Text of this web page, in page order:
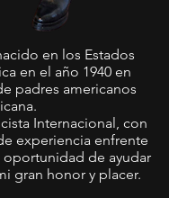
en los Estados
en el año 1940 en
padres americanos
Internacional, con
experiencia enfrente
oportunidad de ayudar
gran honor y placer.